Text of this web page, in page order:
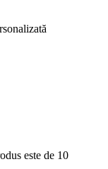
este de 10